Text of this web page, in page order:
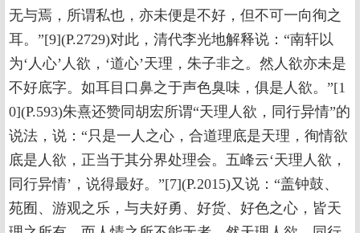
无与焉，所谓私也，亦未便是不好，但不可一向徇之
耳。”[9](P.2729)对此，清代李光地解释说：“南轩以
为‘人心’人欲，‘道心’天理，朱子非之。然人欲亦未是
不好底字。如耳目口鼻之于声色臭味，俱是人欲。”[1
0](P.593)朱熹还赞同胡宏所谓“天理人欲，同行异情”的
说法，说：“只是一人之心，合道理底是天理，徇情欲
底是人欲，正当于其分界处理会。五峰云‘天理人欲，
同行异情’，说得最好。”[7](P.2015)又说：“盖钟鼓、
苑囿、游观之乐，与夫好勇、好货、好色之心，皆天